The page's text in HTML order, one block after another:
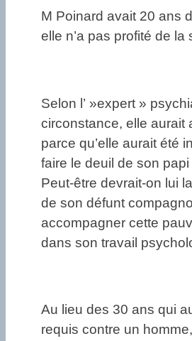
M Poinard avait 20 ans
elle n’a pas profité de la
Selon l’ »expert »
circonstance, elle aurait
parce qu’elle aurait été
faire le deuil de son
Peut-être devrait-on lui
de son défunt
accompagner cette
dans son travail
Au lieu des 30 ans qui
requis contre un